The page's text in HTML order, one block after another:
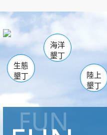
海生館
恆春
龍鑾潭自然中心
瓊麻館
關山
白砂
生態
墾丁
海洋
墾丁
陸上
墾丁